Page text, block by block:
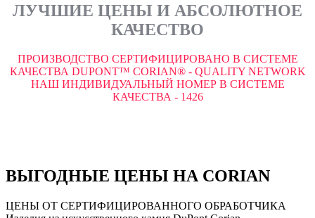
ЛУЧШИЕ ЦЕНЫ И АБСОЛЮТНОЕ
КАЧЕСТВО
ПРОИЗВОДСТВО СЕРТИФИЦИРОВАНО В СИСТЕМЕ
КАЧЕСТВА DUPONT™ CORIAN® - QUALITY NETWORK
НАШ ИНДИВИДУАЛЬНЫЙ НОМЕР В СИСТЕМЕ
КАЧЕСТВА - 1426
ВЫГОДНЫЕ ЦЕНЫ НА CORIAN
ЦЕНЫ ОТ СЕРТИФИЦИРОВАННОГО ОБРАБОТЧИКА